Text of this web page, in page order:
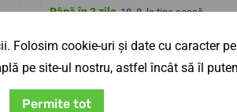
Până în 3 zile 18. 8. la tine acasă
2 898,90 lei Adaugă in
Folosim cookie-uri și date cu caracter
pe site-ul nostru, astfel încât să îl
Permite tot